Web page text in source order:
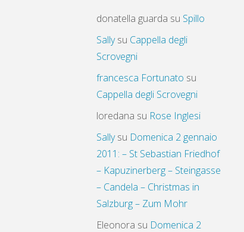
donatella guarda su Spillo
Sallysu Cappella degli
Scrovegni
francesca Fortunato su
Cappella degli Scrovegni
loredana su Rose Inglesi
Sallysu Domenica 2 gennaio
2011: – St Sebastian Friedhof
– Kapuzinerberg – Steingasse
– Candela – Christmas in
Salzburg – Zum Mohr
Eleonora su Domenica 2